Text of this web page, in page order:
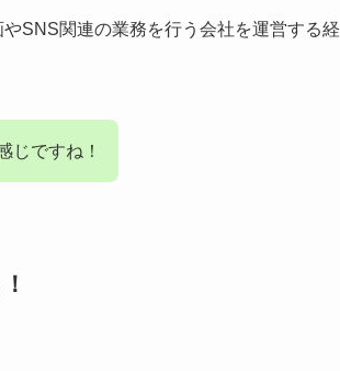
SNS関連の業務を行う会社を運営する経
じですね！